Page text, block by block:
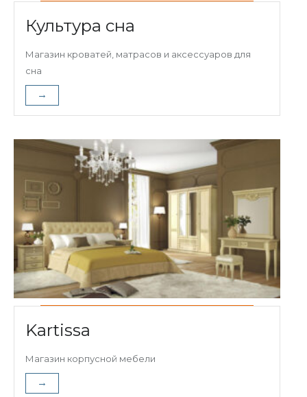
Культура сна
Магазин кроватей, матрасов и аксессуаров для
сна
→
Kartissa
Магазин корпусной мебели
→